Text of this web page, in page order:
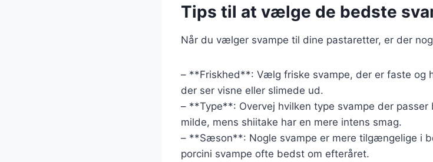
Tips til at vælge de bedste
Når du vælger svampe til dine pastaretter, er der
– **Friskhed**: Vælg friske svampe, der er faste og
der ser visne eller slimede ud.
– **Type**: Overvej hvilken type svampe der
milde, mens shiitake har en mere intens smag.
– **Sæson**: Nogle svampe er mere tilgængelige i
porcini svampe ofte bedst om efteråret.